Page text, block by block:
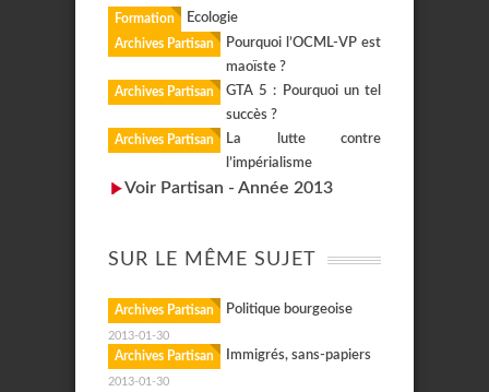
Formation Ecologie
Archives Partisan
Pourquoi l’OCML-VP est
maoïste ?
Archives Partisan
GTA 5 : Pourquoi un tel
succès ?
Archives Partisan
La lutte contre
l’impérialisme
Voir Partisan - Année 2013
SUR LE MÊME SUJET
Archives Partisan Politique bourgeoise
2013-01-30
Archives Partisan Immigrés, sans-papiers
2013-01-30